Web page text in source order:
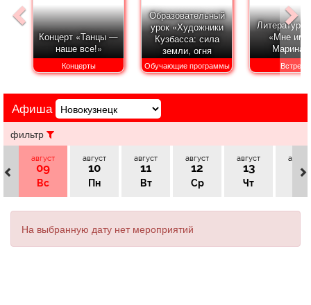
Поздравления
ТВ программа
Концерт «Танцы —
наше все!»
Концерты
Образовательный
урок «Художники
Кузбасса: сила
земли, огня
и таланта»
Обучающие программы
«Мне
Встреча
Афиша
фильтр
август
09
Вс
август
10
Пн
август
11
Вт
август
12
Ср
август
13
Чт
август
14
На выбранную дату нет мероприятий